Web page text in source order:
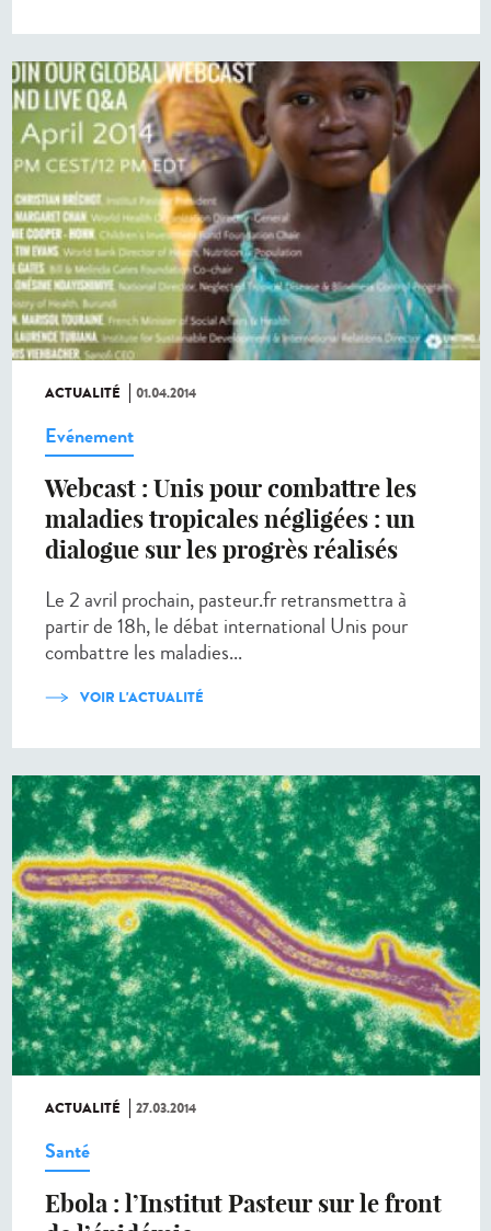
ACTUALITÉ 01.04.2014
Evénement
Webcast : Unis pour combattre les
maladies tropicales négligées : un
dialogue sur les progrès réalisés
Le 2 avril prochain, pasteur.fr retransmettra à
partir de 18h, le débat international Unis pour
combattre les maladies...
VOIR L'ACTUALITÉ
ACTUALITÉ 27.03.2014
Santé
Ebola : l’Institut Pasteur sur le front